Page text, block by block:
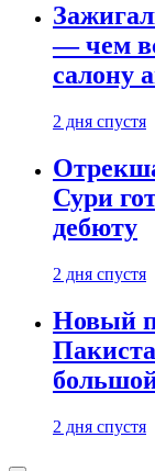
— чем
салону
2 дня спустя
Сури
дебюту
2 дня спустя
Новый
2 дня спустя